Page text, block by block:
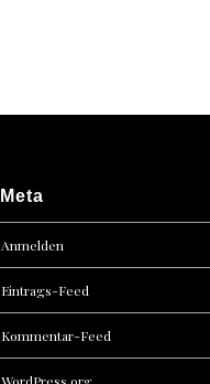
Meta
Anmelden
Eintrags-Feed
Kommentar-Feed
WordPress.org